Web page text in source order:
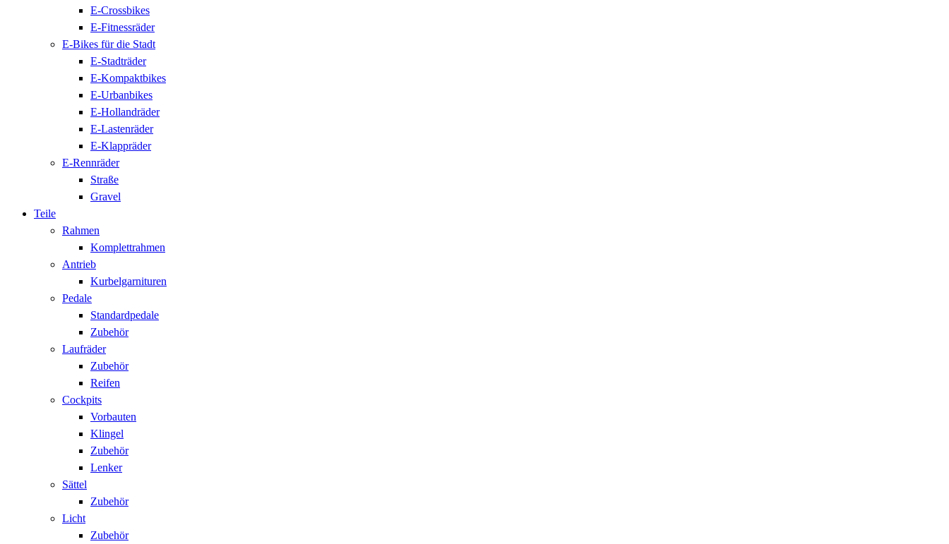
E-Crossbikes
E-Fitnessräder
E-Bikes für die Stadt
E-Stadträder
E-Kompaktbikes
E-Urbanbikes
E-Hollandräder
E-Lastenräder
E-Klappräder
E-Rennräder
Straße
Gravel
Teile
Rahmen
Komplettrahmen
Antrieb
Kurbelgarnituren
Pedale
Standardpedale
Zubehör
Laufräder
Zubehör
Reifen
Cockpits
Vorbauten
Klingel
Zubehör
Lenker
Sättel
Zubehör
Licht
Zubehör